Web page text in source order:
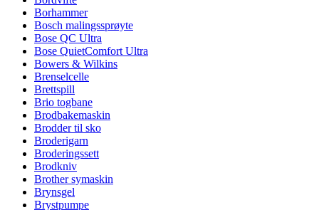
Borhammer
Bosch malingssprøyte
Bose QC Ultra
Bose QuietComfort Ultra
Bowers & Wilkins
Brenselcelle
Brettspill
Brio togbane
Brodbakemaskin
Brodder til sko
Broderigarn
Broderingssett
Brodkniv
Brother symaskin
Brynsgel
Brystpumpe